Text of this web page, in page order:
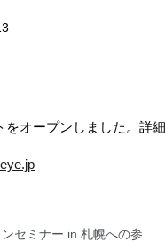
オープンしました。詳
セミナー in 札幌への参